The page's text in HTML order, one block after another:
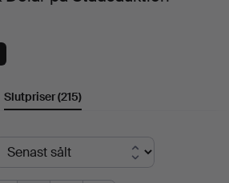
Slutpriser(215)